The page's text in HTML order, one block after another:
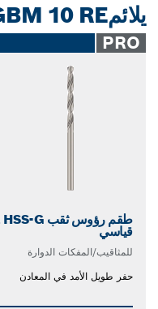
يلائمPRO GBM 10 RE
PRO
قياسي
للمثاقيب/المفكات الدوارة
حفر طويل الأمد في المعادن